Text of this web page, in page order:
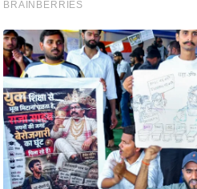
.
चा
य
प
र
स
मी
क्षा
ध